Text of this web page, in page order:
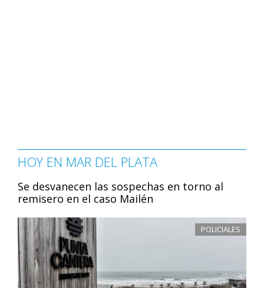
HOY EN MAR DEL PLATA
Se desvanecen las sospechas en torno al
remisero en el caso Mailén
POLICIALES